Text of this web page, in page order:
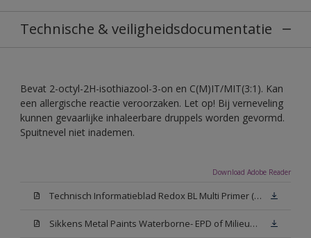
Technische & veiligheidsdocumentatie
Bevat 2-octyl-2H-isothiazool-3-on en C(M)IT/MIT(3:1). Kan
een allergische reactie veroorzaken. Let op! Bij verneveling
kunnen gevaarlijke inhaleerbare druppels worden gevormd.
Spuitnevel niet inademen.
Download Adobe Reader
Technisch Informatieblad Redox BL Multi Primer (PDF)
Sikkens Metal Paints Waterborne- EPD of Milieuproductverklaring